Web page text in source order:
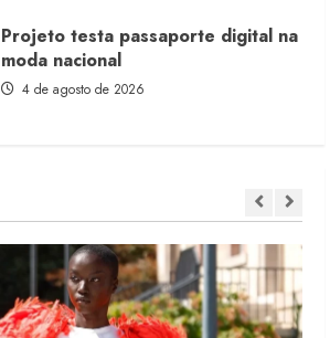
Dia dos Pais reforça retomada da
moda no varejo
7 de agosto de 2026
Renata Caixeta assume Movimento